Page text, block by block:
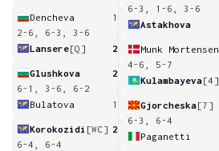
Dencheva
1
2-6, 6-3, 3-6
Lansere[Q] 2
Glushkova
2
6-1, 3-6, 6-2
Bulatova
1
Korokozidi [WC] 2
6-4, 6-4
6-3, 1-6, 3-6
Astakhova
Munk Mortensen
4-6, 5-7
Kulambayeva[4]
Gjorcheska[7]
6-3, 6-4
Paganetti